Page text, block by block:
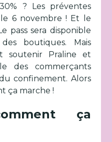
? Les préventes
6 novembre ! Et le
pass sera disponible
boutiques. Mais
soutenir Praline et
des commerçants
confinement. Alors
ça marche !
ça